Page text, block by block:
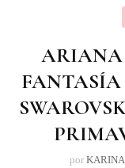
ARIANA
FANTASÍA
por